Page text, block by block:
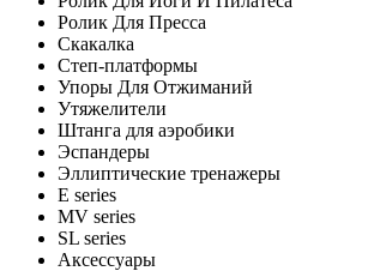
Ролик Для Пресса
Скакалка
Степ-платформы
Упоры Для Отжиманий
Утяжелители
Штанга для аэробики
Эспандеры
Эллиптические тренажеры
E series
MV series
SL series
Аксессуары